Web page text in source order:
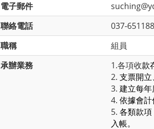
電子郵件
聯絡電話
037-
職稱
組員
承辦業務
1.各項收款
2. 支票開立
3. 建立每年
4. 依據會計
5. 各類款項
入帳。